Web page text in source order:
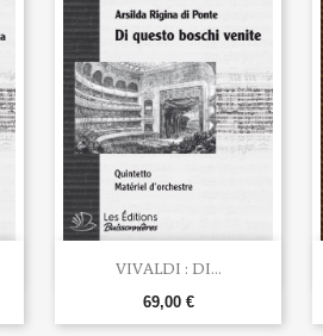
VIVALDI : DI...
69,00 €
Aperçu rapide